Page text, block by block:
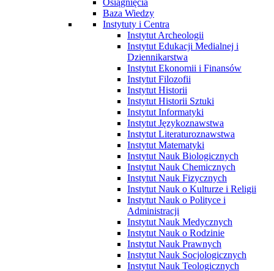
Osiągnięcia
Baza Wiedzy
Instytuty i Centra
Instytut Archeologii
Instytut Edukacji Medialnej i
Dziennikarstwa
Instytut Ekonomii i Finansów
Instytut Filozofii
Instytut Historii
Instytut Historii Sztuki
Instytut Informatyki
Instytut Językoznawstwa
Instytut Literaturoznawstwa
Instytut Matematyki
Instytut Nauk Biologicznych
Instytut Nauk Chemicznych
Instytut Nauk Fizycznych
Instytut Nauk o Kulturze i Religii
Instytut Nauk o Polityce i
Administracji
Instytut Nauk Medycznych
Instytut Nauk o Rodzinie
Instytut Nauk Prawnych
Instytut Nauk Socjologicznych
Instytut Nauk Teologicznych